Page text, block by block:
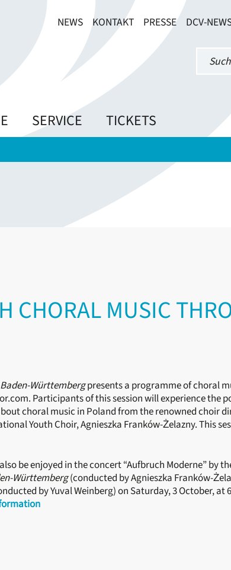
NEWS KONTAKT PRESSE DCV-
SERVICE TICKETS
CHORAL MUSIC
Württembergpresents a programme of choral
Participants of this session will experience the
choral music in Poland from the renowned choir
Youth Choir, Agnieszka Franków-Żelazny. This
be enjoyed in the concert “Aufbruch Moderne” by
Württemberg(conducted by Agnieszka Franków-
by Yuval Weinberg) on Saturday, 3 October, at